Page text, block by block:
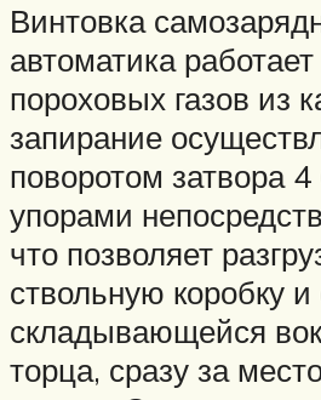
Винтовка
автоматика
пороховых газов из
запирание
поворотом затвора
упорами
что позволяет
ствольную коробку
складывающейся
торца, сразу за